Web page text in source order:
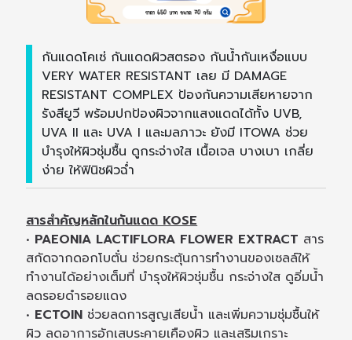
กันแดดโคเซ่ กันแดดผิวสตรอง กันน้ำกันเหงื่อแบบ
VERY WATER RESISTANT เลย มี DAMAGE
RESISTANT COMPLEX ป้องกันความเสียหายจาก
รังสียูวี พร้อมปกป้องผิวจากแสงแดดได้ทั้ง UVB,
UVA II และ UVA I และมลภาวะ ยังมี ITOWA ช่วย
บำรุงให้ผิวชุ่มชื้น ดูกระจ่างใส เนื้อเจล บางเบา เกลี่ย
ง่าย ให้ฟินิชผิวฉ่ำ
สารสำคัญหลักในกันแดด KOSE
• PAEONIA LACTIFLORA FLOWER EXTRACT สาร
สกัดจากดอกโบตั๋น ช่วยกระตุ้นการทำงานของเซลล์ให้
ทำงานได้อย่างเต็มที่ บำรุงให้ผิวชุ่มชื้น กระจ่างใส ดูอิ่มน้ำ
ลดรอยดำรอยแดง
• ECTOIN ช่วยลดการสูญเสียน้ำ และเพิ่มความชุ่มชื้นให้
ผิว ลดอาการอักเสบระคายเคืองผิว และเสริมเกราะ